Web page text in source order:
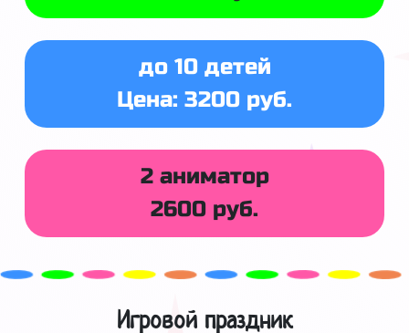
до 10 детей
Цена: 3200 руб.
2 аниматор
2600 руб.
Игровой праздник